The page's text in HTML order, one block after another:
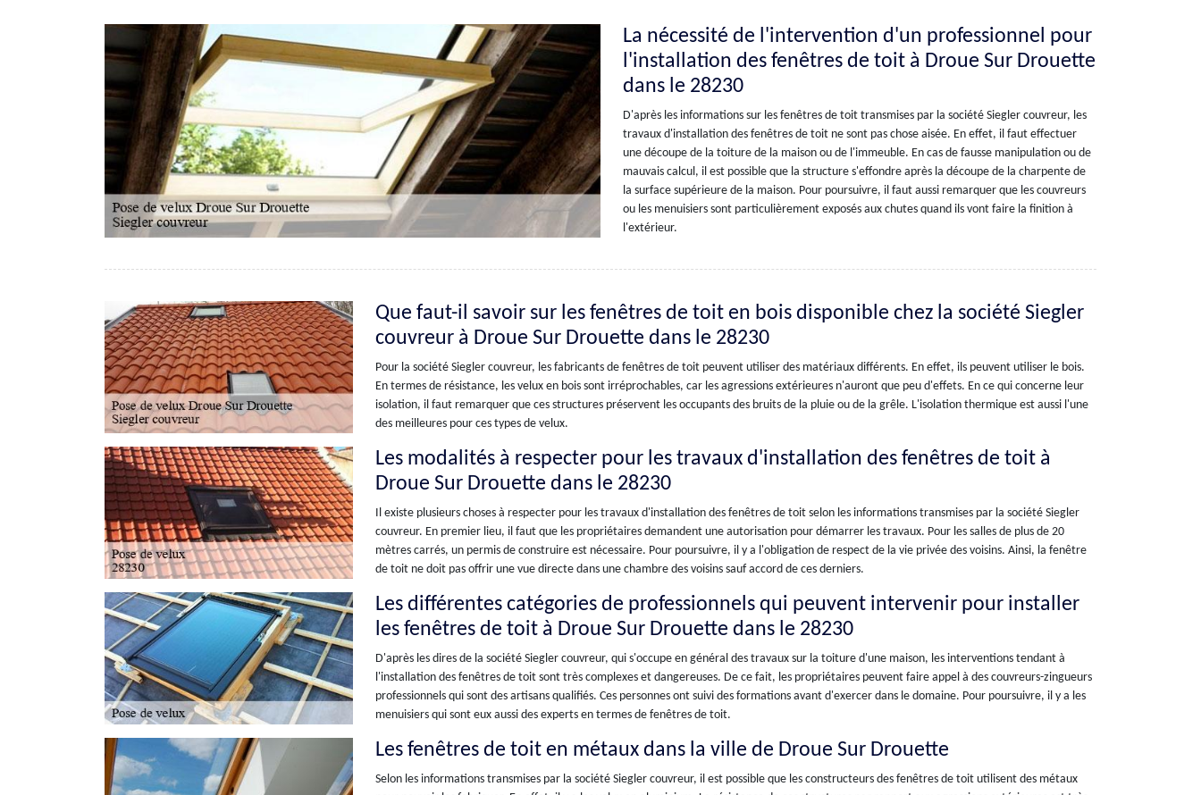
La nécessité de l'intervention d'un professionnel pour
l'installation des fenêtres de toit à Droue Sur Drouette
dans le 28230
D'après les informations sur les fenêtres de toit transmises par la société Siegler couvreur, les
travaux d'installation des fenêtres de toit ne sont pas chose aisée. En effet, il faut effectuer
une découpe de la toiture de la maison ou de l'immeuble. En cas de fausse manipulation ou de
mauvais calcul, il est possible que la structure s'effondre après la découpe de la charpente de
la surface supérieure de la maison. Pour poursuivre, il faut aussi remarquer que les couvreurs
ou les menuisiers sont particulièrement exposés aux chutes quand ils vont faire la finition à
l'extérieur.
Que faut-il savoir sur les fenêtres de toit en bois disponible chez la société Siegler
couvreur à Droue Sur Drouette dans le 28230
Pour la société Siegler couvreur, les fabricants de fenêtres de toit peuvent utiliser des matériaux différents. En effet, ils peuvent utiliser le bois.
En termes de résistance, les velux en bois sont irréprochables, car les agressions extérieures n'auront que peu d'effets. En ce qui concerne leur
isolation, il faut remarquer que ces structures préservent les occupants des bruits de la pluie ou de la grêle. L'isolation thermique est aussi l'une
des meilleures pour ces types de velux.
Les modalités à respecter pour les travaux d'installation des fenêtres de toit à
Droue Sur Drouette dans le 28230
Il existe plusieurs choses à respecter pour les travaux d'installation des fenêtres de toit selon les informations transmises par la société Siegler
couvreur. En premier lieu, il faut que les propriétaires demandent une autorisation pour démarrer les travaux. Pour les salles de plus de 20
mètres carrés, un permis de construire est nécessaire. Pour poursuivre, il y a l'obligation de respect de la vie privée des voisins. Ainsi, la fenêtre
de toit ne doit pas offrir une vue directe dans une chambre des voisins sauf accord de ces derniers.
Les différentes catégories de professionnels qui peuvent intervenir pour installer
les fenêtres de toit à Droue Sur Drouette dans le 28230
D'après les dires de la société Siegler couvreur, qui s'occupe en général des travaux sur la toiture d'une maison, les interventions tendant à
l'installation des fenêtres de toit sont très complexes et dangereuses. De ce fait, les propriétaires peuvent faire appel à des couvreurs-zingueurs
professionnels qui sont des artisans qualifiés. Ces personnes ont suivi des formations avant d'exercer dans le domaine. Pour poursuivre, il y a les
menuisiers qui sont eux aussi des experts en termes de fenêtres de toit.
Les fenêtres de toit en métaux dans la ville de Droue Sur Drouette
Selon les informations transmises par la société Siegler couvreur, il est possible que les constructeurs des fenêtres de toit utilisent des métaux